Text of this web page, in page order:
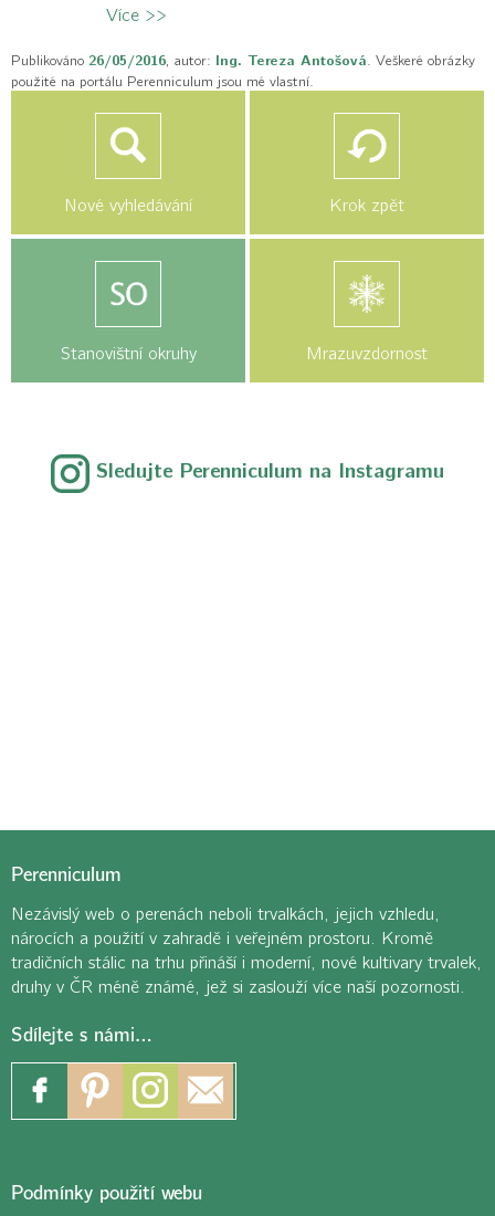
Více >>
Publikováno 26/05/2016, autor: Ing. Tereza Antošová. Veškeré obrázky
použité na portálu Perenniculum jsou mé vlastní.
Nové vyhledávání Krok zpět
Stanovištní okruhy Mrazuvzdornost
Sledujte Perenniculum na Instagramu
Perenniculum
Nezávislý web o perenách neboli trvalkách, jejich vzhledu,
nárocích a použití v zahradě i veřejném prostoru. Kromě
tradičních stálic na trhu přináší i moderní, nové kultivary trvalek,
druhy v ČR méně známé, jež si zaslouží více naší pozornosti.
Sdílejte s námi…
Podmínky použití webu